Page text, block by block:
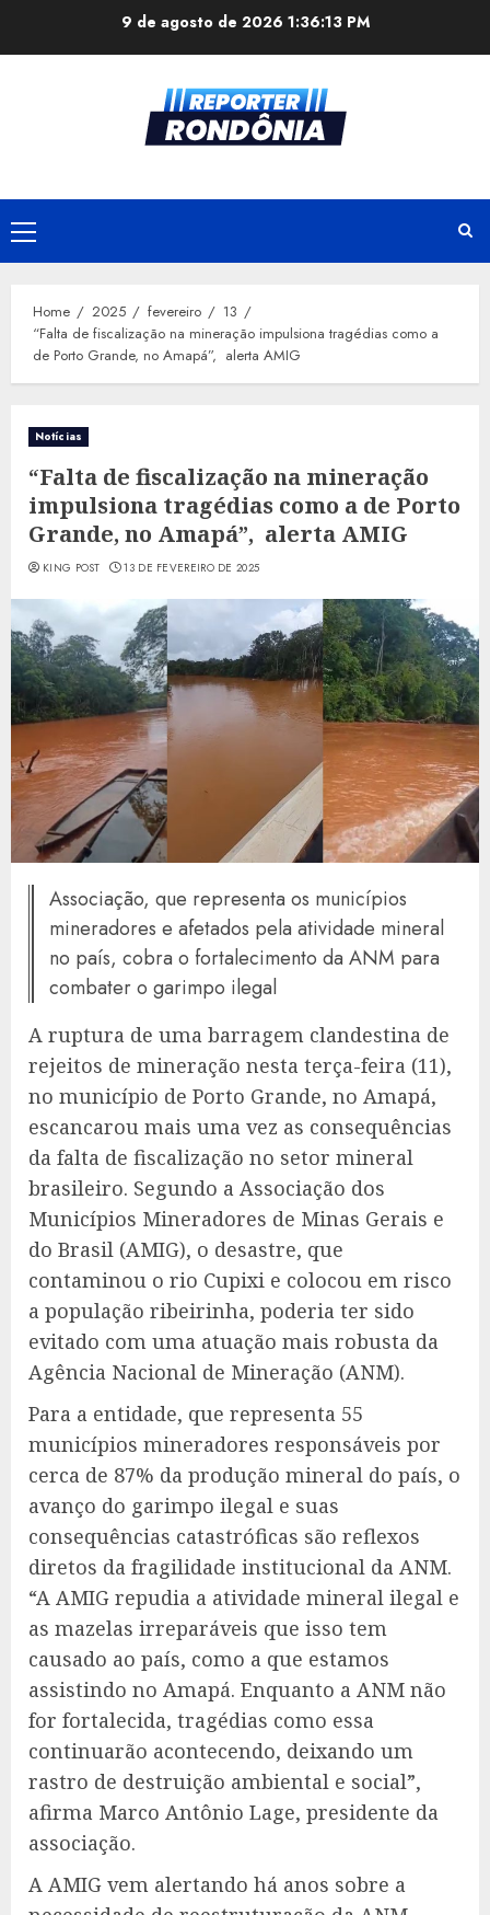
9 de agosto de 2026 1:36:13 PM
Primary
Menu
Home 2025 fevereiro
13
“Falta de fiscalização na mineração impulsiona tragédias como a
de Porto Grande, no Amapá”, alerta AMIG
Notícias
“Falta de fiscalização na mineração
impulsiona tragédias como a de Porto
Grande, no Amapá”, alerta AMIG
KING POST 13 DE FEVEREIRO DE 2025
Associação, que representa os municípios
mineradores e afetados pela atividade mineral
no país, cobra o fortalecimento da ANM para
combater o garimpo ilegal
A ruptura de uma barragem clandestina de
rejeitos de mineração nesta terça-feira (11),
no município de Porto Grande, no Amapá,
escancarou mais uma vez as consequências
da falta de fiscalização no setor mineral
brasileiro. Segundo a Associação dos
Municípios Mineradores de Minas Gerais e
do Brasil (AMIG), o desastre, que
contaminou o rio Cupixi e colocou em risco
a população ribeirinha, poderia ter sido
evitado com uma atuação mais robusta da
Agência Nacional de Mineração (ANM).
Para a entidade, que representa 55
municípios mineradores responsáveis por
cerca de 87% da produção mineral do país, o
avanço do garimpo ilegal e suas
consequências catastróficas são reflexos
diretos da fragilidade institucional da ANM.
“A AMIG repudia a atividade mineral ilegal e
as mazelas irreparáveis que isso tem
causado ao país, como a que estamos
assistindo no Amapá. Enquanto a ANM não
for fortalecida, tragédias como essa
continuarão acontecendo, deixando um
rastro de destruição ambiental e social”,
afirma Marco Antônio Lage, presidente da
associação.
A AMIG vem alertando há anos sobre a